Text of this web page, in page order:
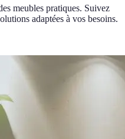
meubles pratiques. Suivez
adaptées à vos besoins.